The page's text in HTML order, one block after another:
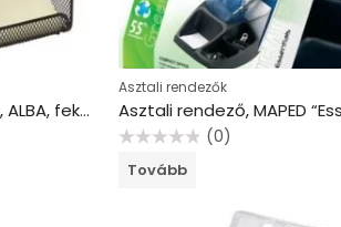
Asztali rendező, fémhálós, ALBA, fekete
Asztali rendezők
(0)
Tovább